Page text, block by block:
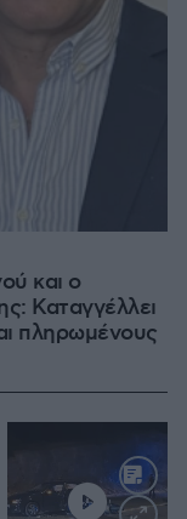
και ο
Καταγγέλλει
πληρωμένους